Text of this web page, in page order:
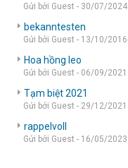
Gửi bởi Guest - 30/07/2024
bekanntesten
Gửi bởi Guest - 13/10/2016
Hoa hồng leo
Gửi bởi Guest - 06/09/2021
Tạm biệt 2021
Gửi bởi Guest - 29/12/2021
rappelvoll
Gửi bởi Guest - 16/05/2023